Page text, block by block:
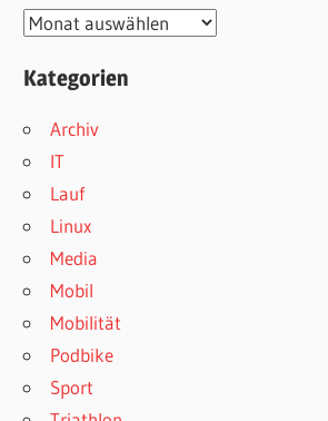
Archiv
Kategorien
Archiv
IT
Lauf
Linux
Media
Mobil
Mobilität
Podbike
Sport